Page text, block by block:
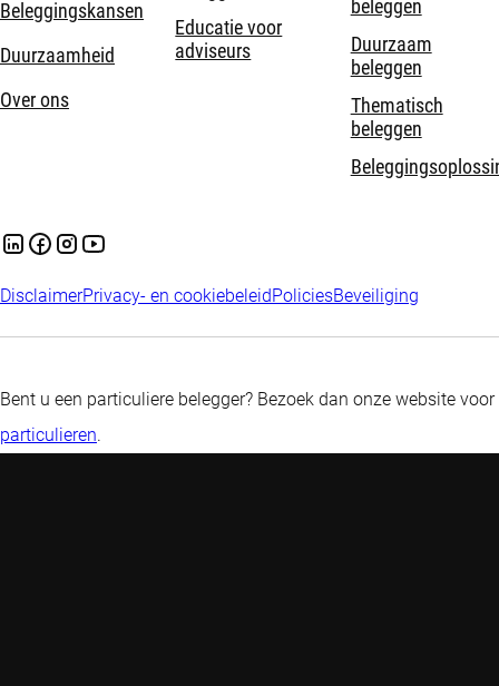
Beleggingskansen
Duurzaamheid
Over ons
Educatie voor
adviseurs
beleggen
Duurzaam
beleggen
Thematisch
beleggen
DisclaimerPrivacy- en cookiebeleid PoliciesBeveiliging
Bent u een particuliere belegger? Bezoek dan onze website voor
particulieren.